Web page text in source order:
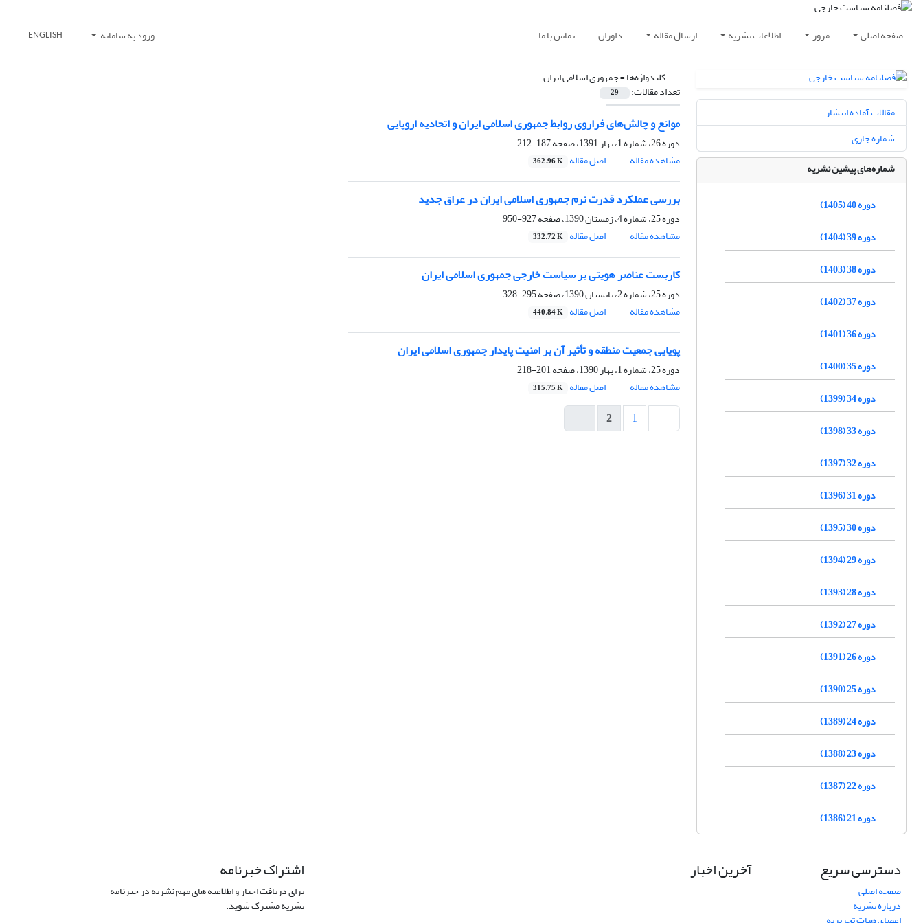
صفحه اصلی مرور اطلاعات نشریه ارسال مقاله داوران تماس با ما ورود به سامانه ENGLISH
کلیدواژه‌ها =جمهوری اسلامی ایران
تعداد مقالات: 29
موانع و چالش‌های فراروی روابط جمهوری اسلامی ایران و اتحادیه اروپایی
دوره 26، شماره 1، بهار 1391، صفحه
187-212
مشاهده مقاله
اصل مقاله 362.96 K
بررسی عملکرد قدرت نرم جمهوری اسلامی ایران ‏در عراق جدید ‏
دوره 25، شماره 4، زمستان 1390، صفحه
927-950
مشاهده مقاله
اصل مقاله 332.72 K
کاربست عناصر هویتی بر سیاست خارجی جمهوری ‏اسلامی ایران
دوره 25، شماره 2، تابستان 1390، صفحه
295-328
مشاهده مقاله
اصل مقاله 440.84 K
پویایی جمعیت منطقه و تأثیر آن بر امنیت پایدار ‏جمهوری اسلامی ایران
دوره 25، شماره 1، بهار 1390، صفحه
201-218
مشاهده مقاله
اصل مقاله 315.75 K
1
2
مقالات آماده انتشار
شماره جاری
شماره‌های پیشین نشریه
دوره 40 (1405)
دوره 39 (1404)
دوره 38 (1403)
دوره 37 (1402)
دوره 36 (1401)
دوره 35 (1400)
دوره 34 (1399)
دوره 33 (1398)
دوره 32 (1397)
دوره 31 (1396)
دوره 30 (1395)
دوره 29 (1394)
دوره 28 (1393)
دوره 27 (1392)
دوره 26 (1391)
دوره 25 (1390)
دوره 24 (1389)
دوره 23 (1388)
دوره 22 (1387)
دوره 21 (1386)
دسترسی سریع
صفحه اصلی
درباره نشریه
آخرین اخبار اشتراک خبرنامه
برای دریافت اخبار و اطلاعیه های مهم نشریه در خبرنامه
نشریه مشترک شوید.